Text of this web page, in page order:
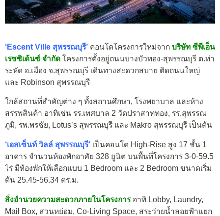
‘Escent Ville สุพรรณบุรี’ คอนโดโครงการใหม่จาก บริษัท ซีพีเอ็น
เรซซิเด้นซ์ จำกัด โครงการตั้งอยู่ถนนบางบัวทอง-สุพรรณบุรี ต.ท่า
ระหัด อ.เมือง จ.สุพรรณบุรี เดินทางสะดวกสบาย ติดถนนใหญ่
และ Robinson สุพรรณบุรี
ใกล้สถานที่สำคัญต่าง ๆ ทั้งสถานศึกษา, โรงพยาบาล และห้าง
สรรพสินค้า อาทิเช่น รร.เทศบาล 2 วัดปราสาททอง, รร.สุพรรณ
ภูมิ, รพ.พรชัย, Lotus’s สุพรรณบุรี และ Makro สุพรรณบุรี เป็นต้น
‘เอสเซ็นท์ วิลล์ สุพรรณบุรี’ เป็นคอนโด High-Rise สูง 17 ชั้น 1
อาคาร จำนวนห้องพักอาศัย 328 ยูนิต บนพื้นที่โครงการ 3-0-59.5
ไร่ มีห้องพักให้เลือกแบบ 1 Bedroom และ 2 Bedroom ขนาดเริ่ม
ต้น 25.45-56.34 ตร.ม.
สิ่งอำนวยความสะดวกภายในโครงการอาทิ Lobby, Laundry,
Mail Box, สวนหย่อม, Co-Living Space, สระว่ายน้ำลอยฟ้าแยก